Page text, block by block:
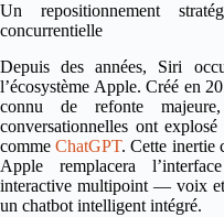
Un repositionnement
concurrentielle
Depuis des années, Siri
l’écosystème Apple. Créé en
connu de refonte
conversationnelles ont
commeChatGPT. Cette inertie
Apple remplacera
interactive multipoint — voix
un chatbot intelligent intégré.